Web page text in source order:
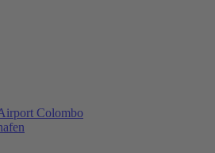
Colombo